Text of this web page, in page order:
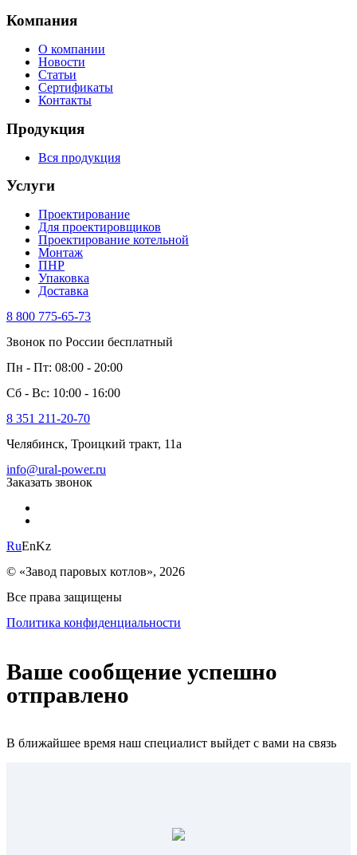
Компания
О компании
Новости
Статьи
Сертификаты
Контакты
Продукция
Вся продукция
Услуги
Проектирование
Для проектировщиков
Проектирование котельной
Монтаж
ПНР
Упаковка
Доставка
8 800 775-65-73
Звонок по России бесплатный
Пн - Пт: 08:00 - 20:00
Сб - Вс: 10:00 - 16:00
8 351 211-20-70
Челябинск, Троицкий тракт, 11а
info@ural-power.ru
Заказать звонок
RuEnKz
© «Завод паровых котлов», 2026
Все права защищены
Политика конфиденциальности
Ваше сообщение успешно
отправлено
В ближайшее время наш специалист выйдет с вами на связь